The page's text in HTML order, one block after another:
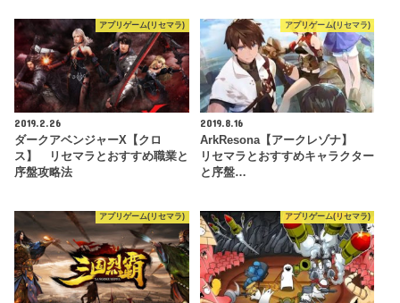
アプリゲーム(リセマラ)
2019.2.26
ダークアベンジャーX【クロ
ス】 リセマラとおすすめ職業と
序盤攻略法
アプリゲーム(リセマラ)
2019.8.16
ArkResona【アークレゾナ】
リセマラとおすすめキャラクター
と序盤…
アプリゲーム(リセマラ) アプリゲーム(リセマラ)